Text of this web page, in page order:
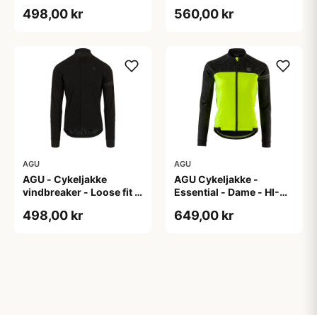
498,00 kr 560,00 kr
AGU
AGU - Cykeljakke
vindbreaker - Loose fit -
498,00 kr
AGU
AGU Cykeljakke -
Essential - Dame - HI-
649,00 kr